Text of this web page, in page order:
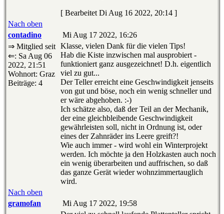
[ Bearbeitet Di Aug 16 2022, 20:14 ]
Nach oben
contadino
Mi Aug 17 2022, 16:26
⇒ Mitglied seit
⇐: Sa Aug 06
2022, 21:51
Wohnort: Graz
Beiträge: 4
Klasse, vielen Dank für die vielen Tips!
Hab die Kiste inzwischen mal ausprobiert -
funktioniert ganz ausgezeichnet! D.h. eigentlich
viel zu gut...
Der Teller erreicht eine Geschwindigkeit jenseits
von gut und böse, noch ein wenig schneller und
er wäre abgehoben. :-)
Ich schätze also, daß der Teil an der Mechanik,
der eine gleichbleibende Geschwindigkeit
gewährleisten soll, nicht in Ordnung ist, oder
eines der Zahnräder ins Leere greift?!
Wie auch immer - wird wohl ein Winterprojekt
werden. Ich möchte ja den Holzkasten auch noch
ein wenig überarbeiten und auffrischen, so daß
das ganze Gerät wieder wohnzimmertauglich
wird.
Nach oben
gramofan
Mi Aug 17 2022, 19:58